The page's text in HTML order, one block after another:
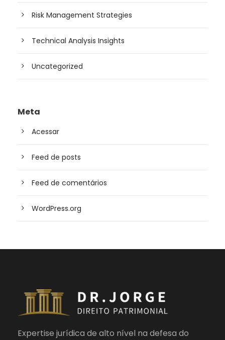
Risk Management Strategies
Technical Analysis Insights
Uncategorized
Meta
Acessar
Feed de posts
Feed de comentários
WordPress.org
Expertise jurídica de alto nível na defesa do